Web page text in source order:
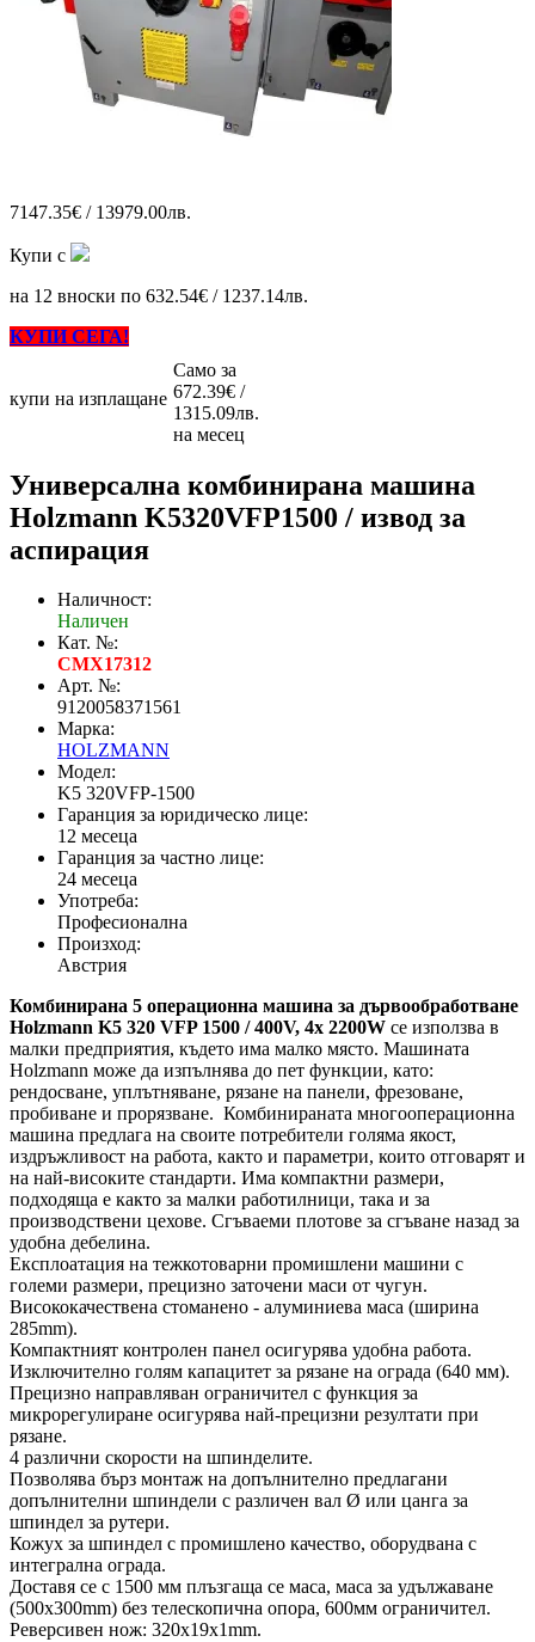
7147.35€ / 13979.00лв.
Купи с
на 12 вноски по 632.54€ / 1237.14лв.
КУПИ СЕГА!
купи на изплащане
Само за
672.39€ /
1315.09лв.
на месец
Универсална комбинирана машина
Holzmann K5320VFP1500 / извод за
аспирация
Наличност:
Наличен
Кат. №:
CMX17312
Арт. №:
9120058371561
Марка:
HOLZMANN
Модел:
K5 320VFP-1500
Гаранция за юридическо лице:
12 месеца
Гаранция за частно лице:
24 месеца
Употреба:
Професионална
Произход:
Австрия
Комбинирана 5 операционна машина за дървообработване
Holzmann K5 320 VFP 1500 / 400V, 4x 2200W се използва в
малки предприятия, където има малко място. Машината
Holzmann може да изпълнява до пет функции, като:
рендосване, уплътняване, рязане на панели, фрезоване,
пробиване и прорязване. Комбинираната многооперационна
машина предлага на своите потребители голяма якост,
издръжливост на работа, както и параметри, които отговарят и
на най-високите стандарти. Има компактни размери,
подходяща е както за малки работилници, така и за
производствени цехове. Сгъваеми плотове за сгъване назад за
удобна дебелина.
Експлоатация на тежкотоварни промишлени машини с
големи размери, прецизно заточени маси от чугун.
Висококачествена стоманено - алуминиева маса (ширина
285mm).
Компактният контролен панел осигурява удобна работа.
Изключително голям капацитет за рязане на ограда (640 мм).
Прецизно направляван ограничител с функция за
микрорегулиране осигурява най-прецизни резултати при
рязане.
4 различни скорости на шпинделите.
Позволява бърз монтаж на допълнително предлагани
допълнителни шпиндели с различен вал Ø или цанга за
шпиндел за рутери.
Кожух за шпиндел с промишлено качество, оборудвана с
интегрална ограда.
Доставя се с 1500 мм плъзгаща се маса, маса за удължаване
(500x300mm) без телескопична опора, 600мм ограничител.
Реверсивен нож: 320x19x1mm.